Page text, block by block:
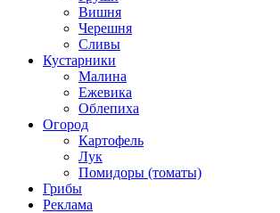
Вишня
Черешня
Сливы
Кустарники
Малина
Ежевика
Облепиха
Огород
Картофель
Лук
Помидоры (томаты)
Грибы
Реклама